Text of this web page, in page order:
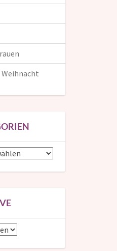
Hier kannst du dich in die
dann eine
Beitrag erscheint.